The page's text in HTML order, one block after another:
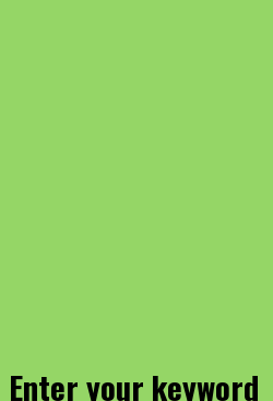
Enter your keyword